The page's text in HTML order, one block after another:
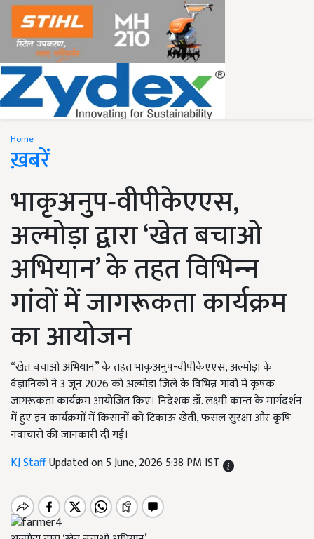
Home
ख़बरें
भाकृअनुप‑वीपीकेएएस,
अल्मोड़ा द्वारा ‘खेत बचाओ
अभियान’ के तहत विभिन्‍न
गांवों में जागरूकता कार्यक्रम
का आयोजन
“खेत बचाओ अभियान” के तहत भाकृअनुप-वीपीकेएएस, अल्मोड़ा के
वैज्ञानिकों ने 3 जून 2026 को अल्मोड़ा जिले के विभिन्न गांवों में कृषक
जागरूकता कार्यक्रम आयोजित किए। निदेशक डॉ. लक्ष्मी कान्त के मार्गदर्शन
में हुए इन कार्यक्रमों में किसानों को टिकाऊ खेती, फसल सुरक्षा और कृषि
नवाचारों की जानकारी दी गई।
KJ StaffUpdated on 5 June, 2026 5:38 PM IST